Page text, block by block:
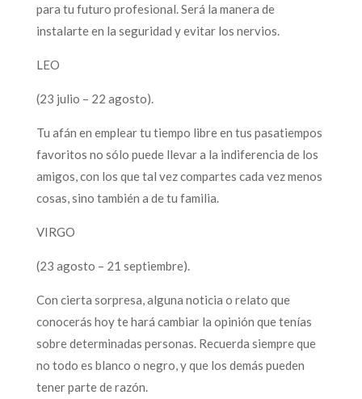
para tu futuro profesional. Será la manera de
instalarte en la seguridad y evitar los nervios.
LEO
(23 julio – 22 agosto).
Tu afán en emplear tu tiempo libre en tus pasatiempos
favoritos no sólo puede llevar a la indiferencia de los
amigos, con los que tal vez compartes cada vez menos
cosas, sino también a de tu familia.
VIRGO
(23 agosto – 21 septiembre).
Con cierta sorpresa, alguna noticia o relato que
conocerás hoy te hará cambiar la opinión que tenías
sobre determinadas personas. Recuerda siempre que
no todo es blanco o negro, y que los demás pueden
tener parte de razón.